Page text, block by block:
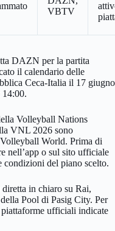
VBTV
DAZN per la partita
il calendario delle
Ceca-Italia il 17 giugno
Volleyball Nations
VNL 2026 sono
World. Prima di
nell’app o sul sito ufficiale
condizioni del piano scelto.
in chiaro su Rai,
Pool di Pasig City. Per
piattaforme ufficiali indicate